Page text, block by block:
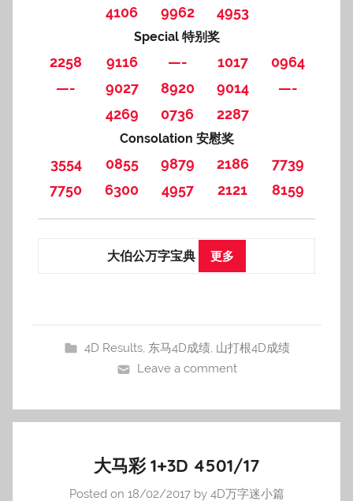
4106 9962 4953
Special 特别奖
2258 9116 —- 1017
0964
—-
9027 8920 9014
—-
4269
0736 2287
Consolation 安慰奖
3554 0855 9879 2186
7739
7750
6300 4957 2121 8159
大伯公万字宝典 更多
4D Results, 东马4D成绩, 山打根4D成绩
Leave a comment
大马彩 1+3D 4501/17
Posted on 18/02/2017by 4D万字迷小篇